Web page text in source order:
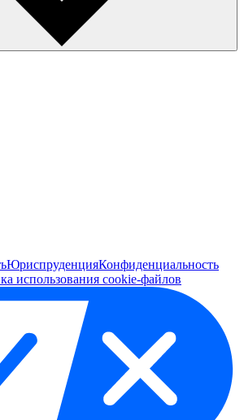
ЮриспруденцияКонфиденциальность
использования cookie-файлов